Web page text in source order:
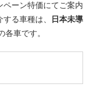
ペーン特価にてご案内
る車種は、
日本未導
各車です。